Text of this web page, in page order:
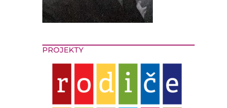
PROJEKTY